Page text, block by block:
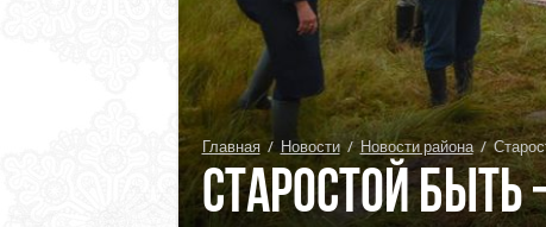
Главная / Новости / Новости района /
Старостой